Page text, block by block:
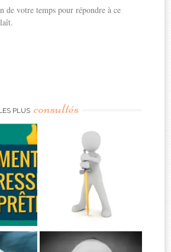
de votre temps pour répondre à ce
PLUS consultés